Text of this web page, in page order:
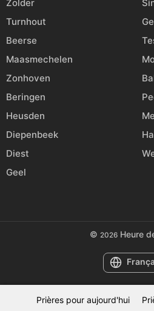
Prières pour aujourd'hui
Zolder
Turnhout
Beerse
Maasmechelen
Zonhoven
Beringen
Heusden
Diepenbeek
Diest
Geel
© 2026 Heure